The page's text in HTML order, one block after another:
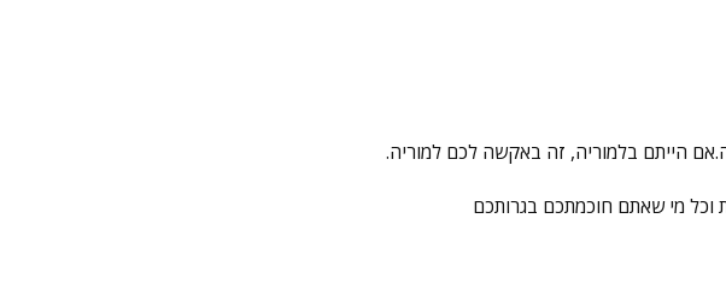
הייתם בלמוריה, זה באקשה לכם למוריה.
וכל מי שאתם חוכמתכם בגרותכם